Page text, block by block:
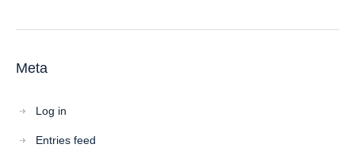
Meta
Log in
Entries feed